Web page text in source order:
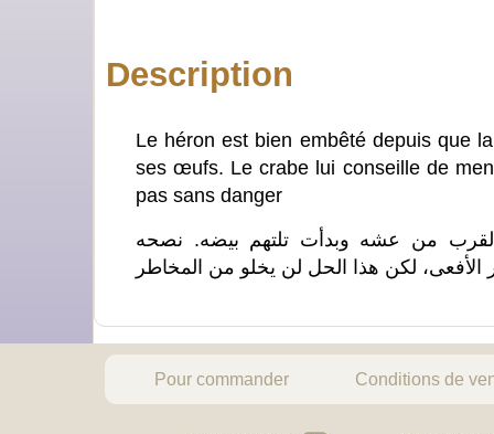
Description
Le héron est bien embêté depuis que
ses œufs. Le crabe lui conseille de
pas sans danger
من عشه وبدأت تلتهم بيضه. نصحه
Pour commander Conditions de